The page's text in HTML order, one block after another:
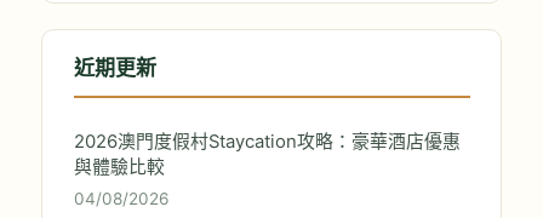
近期更新
2026澳門度假村Staycation攻略：豪華酒店優惠
與體驗比較
04/08/2026